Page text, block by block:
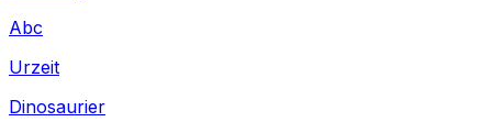
Abc
Urzeit
Dinosaurier